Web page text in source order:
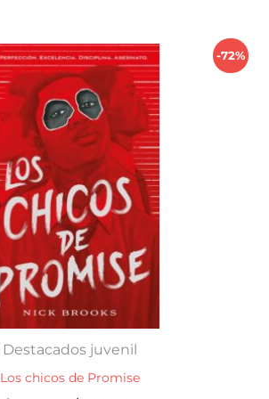
-72%
Destacados juvenil
Los chicos de Promise